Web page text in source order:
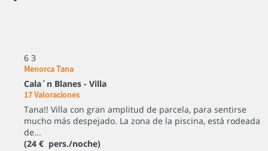
6 3
Menorca Tana
Cala´n Blanes - Villa
17 Valoraciones
Tana!! Villa con gran amplitud de parcela, para sentirse
mucho más despejado. La zona de la piscina, está rodeada
de...
(24 € pers./noche)